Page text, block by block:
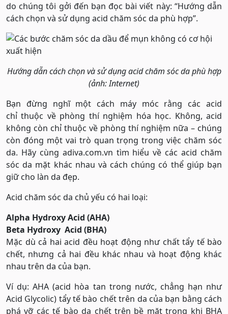
do chúng tôi gởi đến bạn đọc bài viết này: “Hướng dẫn
cách chọn và sử dụng acid chăm sóc da phù hợp”.
Hướng dẫn cách chọn và sử dụng acid chăm sóc da phù hợp
(ảnh: Internet)
Bạn đừng nghĩ một cách máy móc rằng các acid
chỉ thuộc về phòng thí nghiệm hóa học. Không, acid
không còn chỉ thuộc về phòng thí nghiệm nữa – chúng
còn đóng một vai trò quan trọng trong việc chăm sóc
da. Hãy cùng adiva.com.vn tìm hiểu về các acid chăm
sóc da mặt khác nhau và cách chúng có thể giúp bạn
giữ cho làn da đẹp.
Acid chăm sóc da chủ yếu có hai loại:
Alpha Hydroxy Acid (AHA)
Beta Hydroxy Acid (BHA)
Mặc dù cả hai acid đều hoạt động như chất tẩy tế bào
chết, nhưng cả hai đều khác nhau và hoạt động khác
nhau trên da của bạn.
Ví dụ: AHA (acid hòa tan trong nước, chẳng hạn như
Acid Glycolic) tẩy tế bào chết trên da của bạn bằng cách
phá vỡ các tế bào da chết trên bề mặt trong khi BHA